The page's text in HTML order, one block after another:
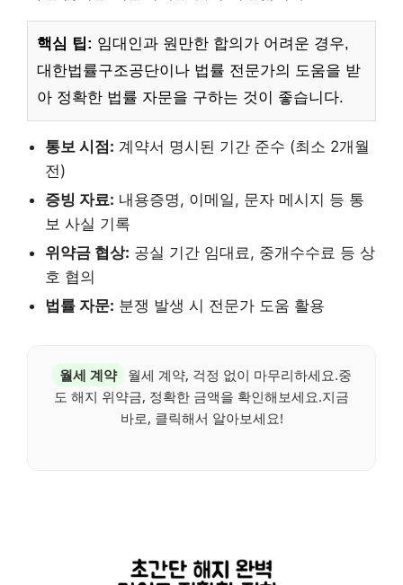
핵심 팁: 임대인과 원만한 합의가 어려운 경우,
대한법률구조공단이나 법률 전문가의 도움을 받
아 정확한 법률 자문을 구하는 것이 좋습니다.
통보 시점: 계약서 명시된 기간 준수 (최소 2개월
전)
증빙 자료: 내용증명, 이메일, 문자 메시지 등 통
보 사실 기록
위약금 협상: 공실 기간 임대료, 중개수수료 등 상
호 협의
법률 자문: 분쟁 발생 시 전문가 도움 활용
월세 계약
월세 계약, 걱정 없이 마무리하세요.중
도 해지 위약금, 정확한 금액을 확인해보세요.지금
바로, 클릭해서 알아보세요!